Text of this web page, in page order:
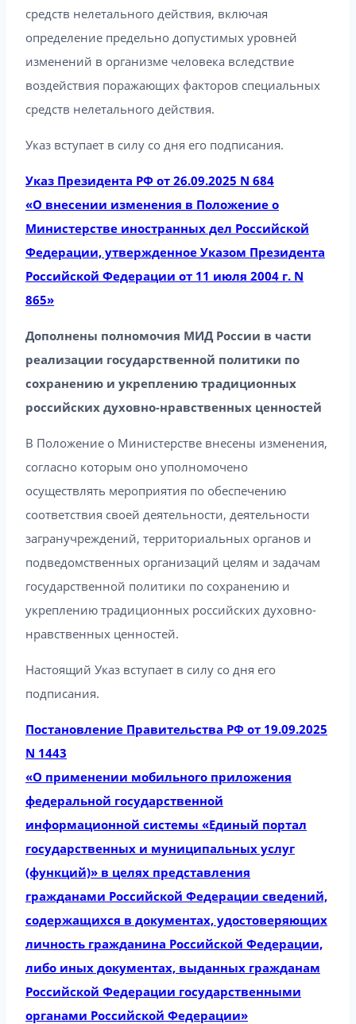
средств нелетального действия, включая
определение предельно допустимых уровней
изменений в организме человека вследствие
воздействия поражающих факторов специальных
средств нелетального действия.
Указ вступает в силу со дня его подписания.
Указ Президента РФ от 26.09.2025 N 684
«О внесении изменения в Положение о
Министерстве иностранных дел Российской
Федерации, утвержденное Указом Президента
Российской Федерации от 11 июля 2004 г. N
865»
Дополнены полномочия МИД России в части
реализации государственной политики по
сохранению и укреплению традиционных
российских духовно-нравственных ценностей
В Положение о Министерстве внесены изменения,
согласно которым оно уполномочено
осуществлять мероприятия по обеспечению
соответствия своей деятельности, деятельности
загранучреждений, территориальных органов и
подведомственных организаций целям и задачам
государственной политики по сохранению и
укреплению традиционных российских духовно-
нравственных ценностей.
Настоящий Указ вступает в силу со дня его
подписания.
Постановление Правительства РФ от 19.09.2025
N 1443
«О применении мобильного приложения
федеральной государственной
информационной системы «Единый портал
государственных и муниципальных услуг
(функций)» в целях представления
гражданами Российской Федерации сведений,
содержащихся в документах, удостоверяющих
личность гражданина Российской Федерации,
либо иных документах, выданных гражданам
Российской Федерации государственными
органами Российской Федерации»